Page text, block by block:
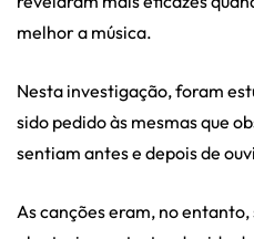
melhor a música.
Nesta investigação, foram
sido pedido às mesmas que
sentiam antes e depois de
As canções eram, no